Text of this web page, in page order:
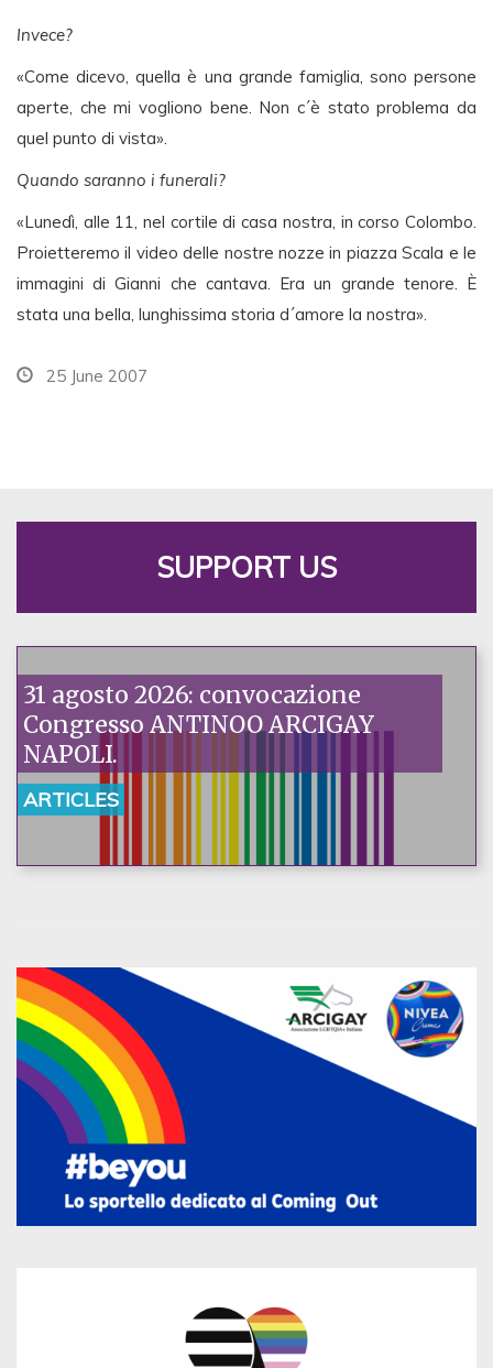
Invece?
«Come dicevo, quella è una grande famiglia, sono persone
aperte, che mi vogliono bene. Non c´è stato problema da
quel punto di vista».
Quando saranno i funerali?
«Lunedì, alle 11, nel cortile di casa nostra, in corso Colombo.
Proietteremo il video delle nostre nozze in piazza Scala e le
immagini di Gianni che cantava. Era un grande tenore. È
stata una bella, lunghissima storia d´amore la nostra».
25 June 2007
SUPPORT US
31 agosto 2026: convocazione
Congresso ANTINOO ARCIGAY
NAPOLI.
ARTICLES